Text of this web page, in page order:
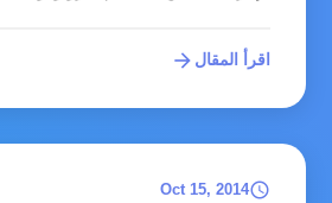
اقرأ المقال arrow_forward
schedule
Oct 15, 2014